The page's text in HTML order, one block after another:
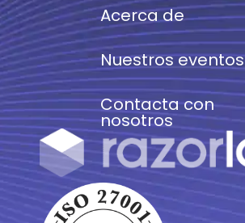
Acerca de
Nuestros eventos
Contacta con
nosotros